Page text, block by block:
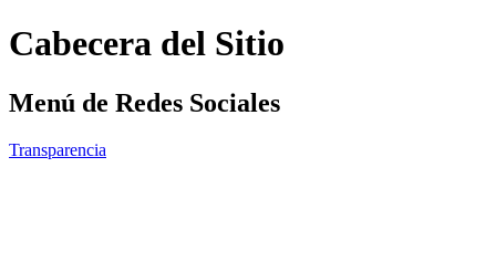
Cabecera del Sitio
Menú de Redes Sociales
Transparencia